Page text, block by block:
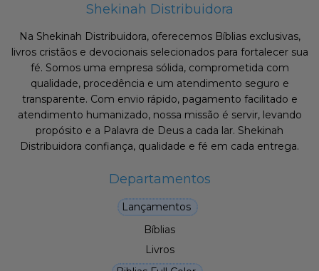
Shekinah Distribuidora
Na Shekinah Distribuidora, oferecemos Bíblias exclusivas,
livros cristãos e devocionais selecionados para fortalecer sua
fé. Somos uma empresa sólida, comprometida com
qualidade, procedência e um atendimento seguro e
transparente. Com envio rápido, pagamento facilitado e
atendimento humanizado, nossa missão é servir, levando
propósito e a Palavra de Deus a cada lar. Shekinah
Distribuidora confiança, qualidade e fé em cada entrega.
Departamentos
Lançamentos
Bíblias
Livros